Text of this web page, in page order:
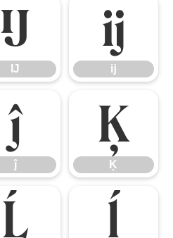
Ĳ
Ĳ
ĳ
ĳ
ĵ
ĵ
Ķ
Ķ
Ĺ ĺ